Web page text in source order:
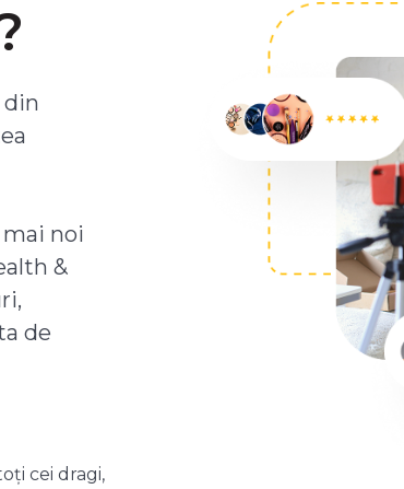
din
noi
&
de
cei dragi,